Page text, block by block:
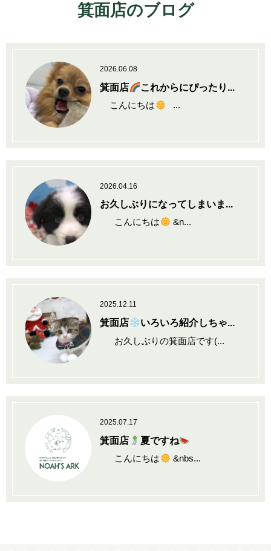
箕面店のブログ
2026.06.08
箕面店
これからにぴったり...
こんにちは
...
2026.04.16
お久しぶりになってしまいま...
こんにちは
&n...
2025.12.11
箕面店
いろいろ紹介しちゃ...
お久しぶりの箕面店です(...
2025.07.17
箕面店
夏ですね
こんにちは
&nbs...